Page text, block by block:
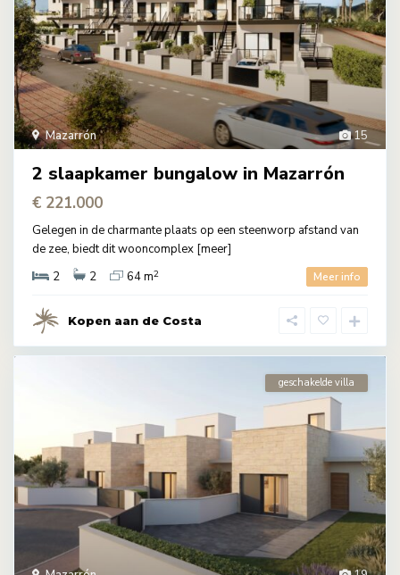
15
Mazarrón
2 slaapkamer bungalow in Mazarrón
€ 221.000
Gelegen in de charmante plaats op een steenworp afstand van
de zee, biedt dit wooncomplex [meer]
2
2 64 m2 Meer info
Kopen aan de Costa
geschakelde villa